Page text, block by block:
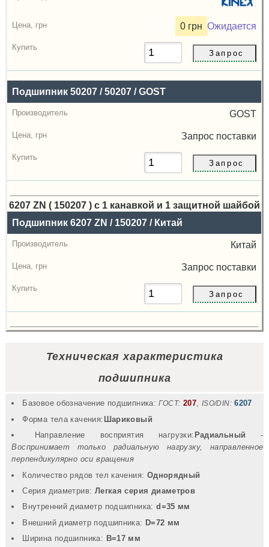
0 грн Ожидается
Подшипник 50207 / 50207 / GOST
GOST
Запрос поставки
6207 ZN ( 150207 ) с 1 канавкой и 1 защитной шайбой
Назва
Производитель
Радиальный
грн
Подшипник 6207 ZN / 150207 / Китай
Китай
Запрос поставки
Техническая характеристика
подшипника
Базовое обозначение подшипника: ГОСТ: 207, ISO/DIN: 6207
Форма тела качения: Шариковый
Направление восприятия нагрузки: Радиальный
-
Воспринимает только радиальную нагрузку, направленное
перпендикулярно оси вращения
Количество рядов тел качения: Однорядный
Серия диаметрив: Легкая серия диаметров
Внутренний диаметр подшипника:d=35 мм
Внешний диаметр подшипника: D=72 мм
Ширина подшипника: B=17 мм